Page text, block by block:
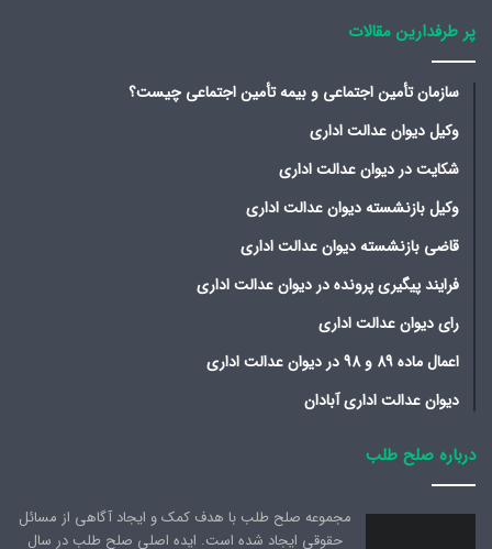
پر طرفدارین مقالات
سازمان تأمین اجتماعی و بیمه تأمین اجتماعی چیست؟
وکیل دیوان عدالت اداری
شکایت در دیوان عدالت اداری
وکیل بازنشسته دیوان عدالت اداری
قاضی بازنشسته دیوان عدالت اداری
فرایند پیگیری پرونده در دیوان عدالت اداری
رای دیوان عدالت اداری
اعمال ماده 89 و 98 در دیوان عدالت اداری
دیوان عدالت اداری آبادان
درباره صلح طلب
مجموعه صلح طلب با هدف کمک و ایجاد آگاهی از مسائل
حقوقی ایجاد شده است. ایده اصلی صلح طلب در سال